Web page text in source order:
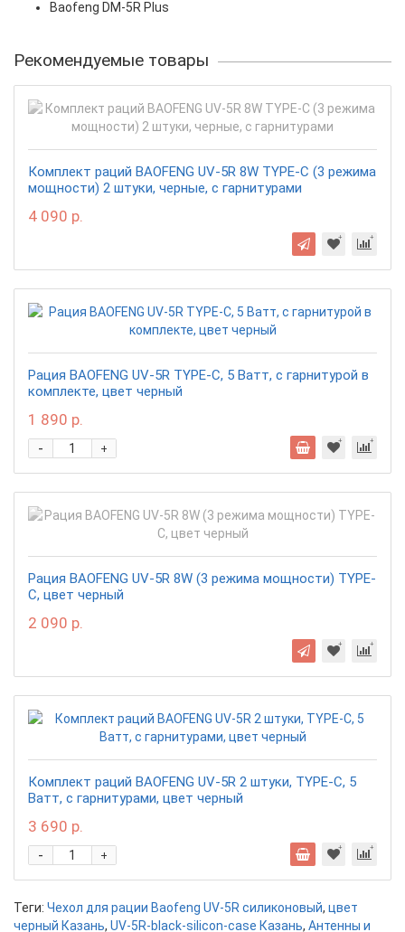
Baofeng DM-5R Plus
Рекомендуемые товары
Комплект раций BAOFENG UV-5R 8W TYPE-C (3 режима
мощности) 2 штуки, черные, с гарнитурами
4 090 р.
Рация BAOFENG UV-5R TYPE-C, 5 Ватт, с гарнитурой в
комплекте, цвет черный
1 890 р.
+
-
Рация BAOFENG UV-5R 8W (3 режима мощности) TYPE-
C, цвет черный
2 090 р.
Комплект раций BAOFENG UV-5R 2 штуки, TYPE-C, 5
Ватт, с гарнитурами, цвет черный
3 690 р.
+
-
Теги: Чехол для рации Baofeng UV-5R силиконовый, цвет
черный Казань, UV-5R-black-silicon-case Казань, Антенны и